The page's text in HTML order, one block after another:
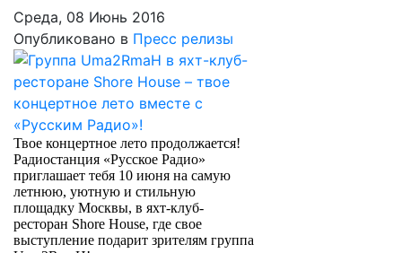
Среда, 08 Июнь 2016
Опубликовано в Пресс релизы
Твое концертное лето продолжается!
Радиостанция «Русское Радио»
приглашает тебя 10 июня на самую
летнюю, уютную и стильную
площадку Москвы, в яхт-клуб-
ресторан Shore House, где свое
выступление подарит зрителям группа